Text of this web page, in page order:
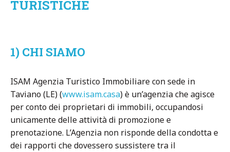
TURISTICHE
1) CHI SIAMO
ISAM Agenzia Turistico Immobiliare con sede in
Taviano (LE) (www.isam.casa) è un’agenzia che agisce
per conto dei proprietari di immobili, occupandosi
unicamente delle attività di promozione e
prenotazione. L’Agenzia non risponde della condotta e
dei rapporti che dovessero sussistere tra il